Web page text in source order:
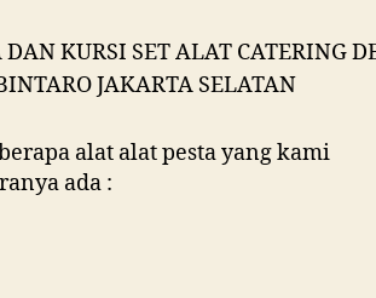
alat alat pesta yang kami
ada :